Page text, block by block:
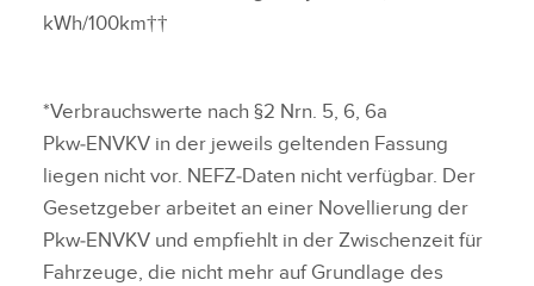
kWh/100km††
*Verbrauchswerte nach §2 Nrn. 5, 6, 6a
Pkw‑ENVKV in der jeweils geltenden Fassung
liegen nicht vor. NEFZ‑Daten nicht verfügbar. Der
Gesetzgeber arbeitet an einer Novellierung der
Pkw‑ENVKV und empfiehlt in der Zwischenzeit für
Fahrzeuge, die nicht mehr auf Grundlage des